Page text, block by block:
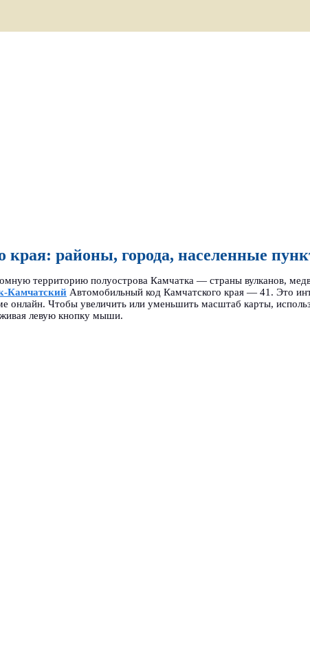
края: районы, города, населенные
территорию полуострова Камчатка — страны вулканов,
Камчатский Автомобильный код Камчатского края — 41. Это
онлайн. Чтобы увеличить или уменьшить масштаб карты,
левую кнопку мыши.